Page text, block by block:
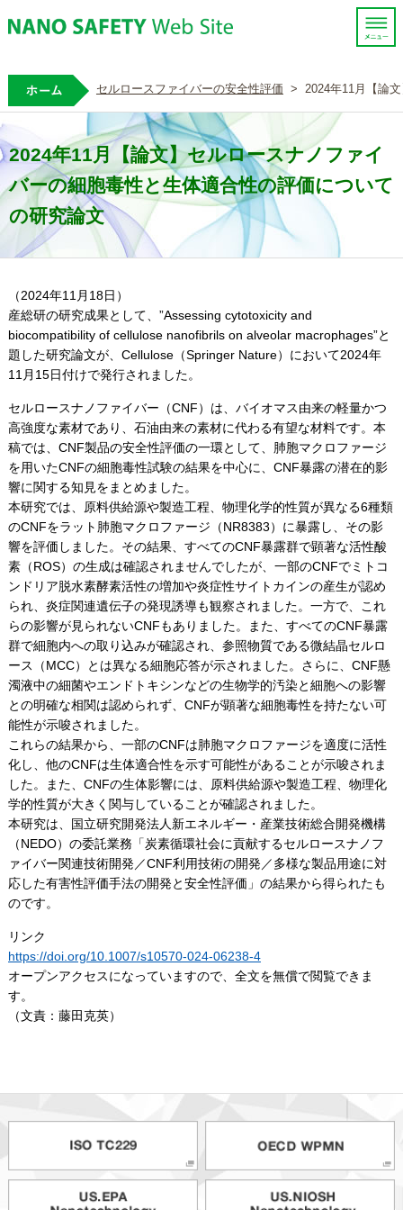
ホーム
セルロースファイバーの安全性評価 > 2024年11月【論
2024年11月【論文】セルロースナノファイ
バーの細胞毒性と生体適合性の評価について
の研究論文
（2024年11月18日）
産総研の研究成果として、”Assessing cytotoxicity and
biocompatibility of cellulose nanofibrils on alveolar macrophages”と
題した研究論文が、Cellulose（Springer Nature）において2024年
11月15日付けで発行されました。
セルロースナノファイバー（CNF）は、バイオマス由来の軽量かつ
高強度な素材であり、石油由来の素材に代わる有望な材料です。本
稿では、CNF製品の安全性評価の一環として、肺胞マクロファージ
を用いたCNFの細胞毒性試験の結果を中心に、CNF暴露の潜在的影
響に関する知見をまとめました。
本研究では、原料供給源や製造工程、物理化学的性質が異なる6種類
のCNFをラット肺胞マクロファージ（NR8383）に暴露し、その影
響を評価しました。その結果、すべてのCNF暴露群で顕著な活性酸
素（ROS）の生成は確認されませんでしたが、一部のCNFでミトコ
ンドリア脱水素酵素活性の増加や炎症性サイトカインの産生が認め
られ、炎症関連遺伝子の発現誘導も観察されました。一方で、これ
らの影響が見られないCNFもありました。また、すべてのCNF暴露
群で細胞内への取り込みが確認され、参照物質である微結晶セルロ
ース（MCC）とは異なる細胞応答が示されました。さらに、CNF懸
濁液中の細菌やエンドトキシンなどの生物学的汚染と細胞への影響
との明確な相関は認められず、CNFが顕著な細胞毒性を持たない可
能性が示唆されました。
これらの結果から、一部のCNFは肺胞マクロファージを適度に活性
化し、他のCNFは生体適合性を示す可能性があることが示唆されま
した。また、CNFの生体影響には、原料供給源や製造工程、物理化
学的性質が大きく関与していることが確認されました。
本研究は、国立研究開発法人新エネルギー・産業技術総合開発機構
（NEDO）の委託業務「炭素循環社会に貢献するセルロースナノフ
ァイバー関連技術開発／CNF利用技術の開発／多様な製品用途に対
応した有害性評価手法の開発と安全性評価」の結果から得られたも
のです。
リンク
https://doi.org/10.1007/s10570-024-06238-4
オープンアクセスになっていますので、全文を無償で閲覧できま
す。
（文責：藤田克英）